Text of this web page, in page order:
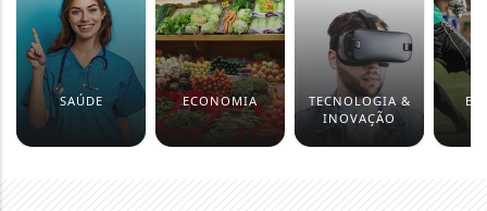
SAÚDE ECONOMIA
TECNOLOGIA &
INOVAÇÃO